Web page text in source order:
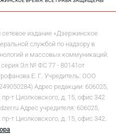
издание «Дзержинское
службой по надзору в
и массовых коммуникаций.
серия Эл № ФС 77 - 80141от
Е. Г. Учредитель: ООО
Адрес редакции: 606025,
т Циолковского, д. 15, офис 342
Адрес учредителя: 606025,
т Циолковского, д. 15, офис 342.